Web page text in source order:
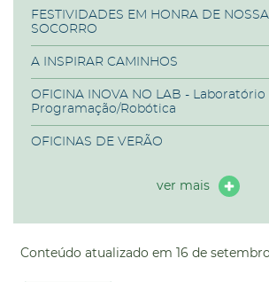
FESTIVIDADES EM HONRA DE
SOCORRO
A INSPIRAR CAMINHOS
OFICINA INOVA NO LAB - Laboratório
Programação/Robótica
OFICINAS DE VERÃO
ver mais
Conteúdo atualizado em 16 de